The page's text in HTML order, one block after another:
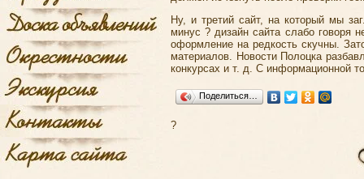
Ну, и третий сайт, на который мы
минус ? дизайн сайта слабо говоря
оформление на редкость скучны.
материалов. Новости Полоцка
конкурсах и т. д. С информационной
Поделиться…
?